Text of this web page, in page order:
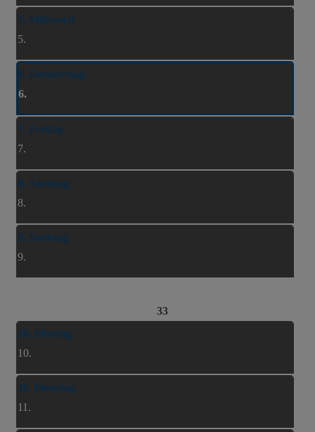
5. Mittwoch
5.
6. Donnerstag
6.
7. Freitag
7.
8. Samstag
8.
9. Sonntag
9.
33
10. Montag
10.
11. Dienstag
11.